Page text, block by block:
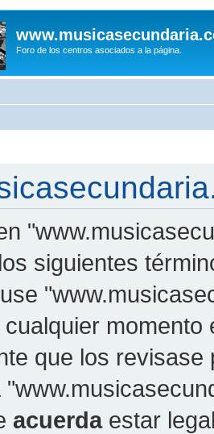
Foro de los centros asociados a la página.
siguientes
que los
acuerdaestar